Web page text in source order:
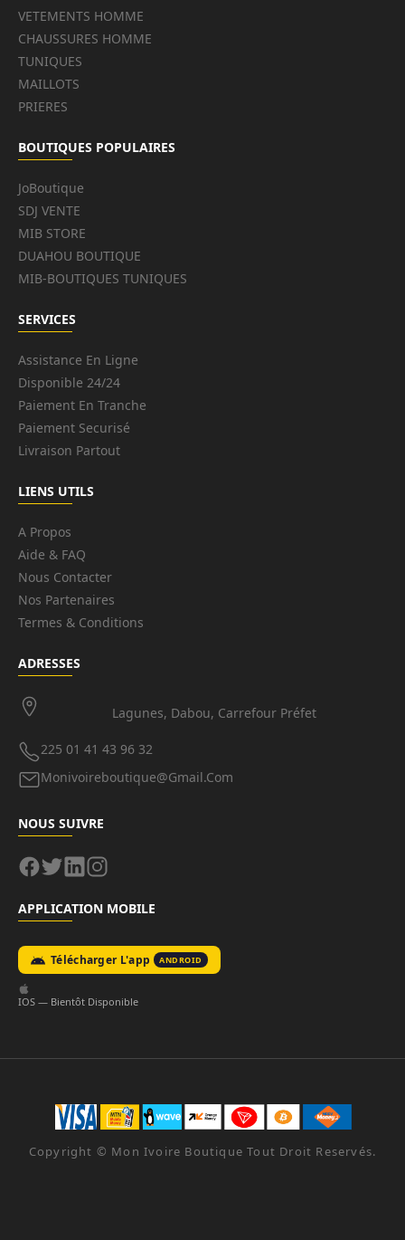
VETEMENTS HOMME
CHAUSSURES HOMME
TUNIQUES
MAILLOTS
PRIERES
BOUTIQUES POPULAIRES
JoBoutique
SDJ VENTE
MIB STORE
DUAHOU BOUTIQUE
MIB-BOUTIQUES TUNIQUES
SERVICES
Assistance En Ligne
Disponible 24/24
Paiement En Tranche
Paiement Securisé
Livraison Partout
LIENS UTILS
A Propos
Aide & FAQ
Nous Contacter
Nos Partenaires
Termes & Conditions
ADRESSES
Lagunes, Dabou, Carrefour Préfet
225 01 41 43 96 32
Monivoireboutique@gmail.com
NOUS SUIVRE
APPLICATION MOBILE
Télécharger L'app ANDROID
IOS — Bientôt Disponible
Copyright © Mon Ivoire Boutique Tout Droit Reservés.